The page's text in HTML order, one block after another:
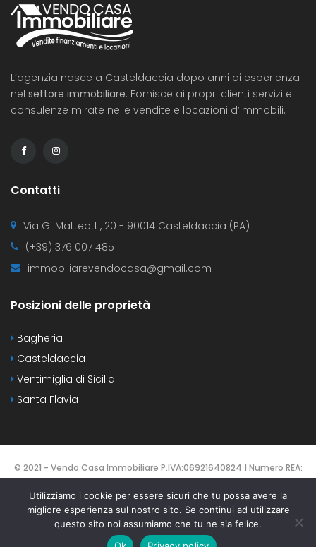
L’agenzia nasce a Casteldaccia dopo anni di esperienza
nel settore immobiliare. Fornisce ai propri clienti servizi e
consulenze mirate nelle vendite e locazioni d’immobili.
Contatti
Via G. Matteotti, 20 - 90014 Casteldaccia (PA)
(+39) 376 007 4851
immobiliarevendocasa@gmail.com
Posizioni delle proprietà
Bagheria
Casteldaccia
Ventimiglia di Sicilia
Santa Flavia
© 2021 - Vendo Casa Immobiliare P.IVA:06921640824 | Numero REA:
PA-425137 | DESIGNED BYWebvox.it
HOME CONTATTI PROPERTIES AGENTS
TERMS OF USE
Utilizziamo i cookie per essere sicuri che tu possa avere la
migliore esperienza sul nostro sito. Se continui ad utilizzare
questo sito noi assumiamo che tu ne sia felice.